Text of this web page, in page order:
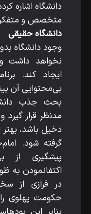
دانشگاه اشاره
متخصص و متفکر
دانشگاه حقیقی
وجود دانشگاه
نخواهد داشت و
ایجاد کند.
بی‌محتوایی آن
بحث جذب
مدنظر قرار
دخیل باشد،
گرفته شود.
پیشگیری از
اکتفانمودن به
در فرازی از
حکومت پهلوی